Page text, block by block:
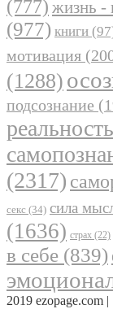
(777) жизнь -
(977) книги
мотивация
(1288)
подсознание
реальность
(2317)
секс (34) сила
(1636) страх (22)
в себе (839)
2019 ezopage.com |